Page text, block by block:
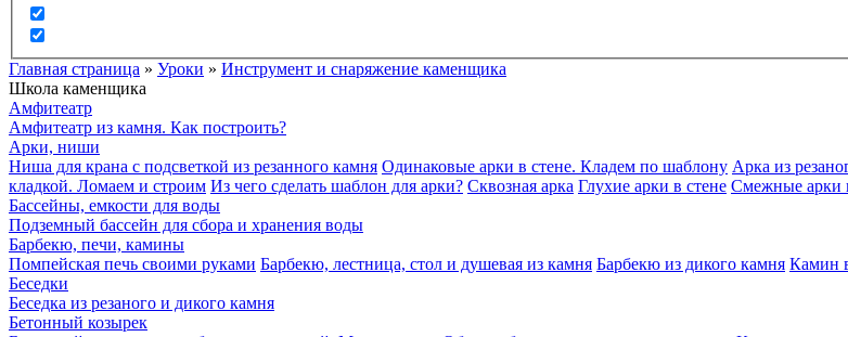
Главная страница » Уроки » Инструмент и снаряжение каменщика
Школа каменщика
Амфитеатр
Амфитеатр из камня. Как построить?
Арки, ниши
Ниша для крана с подсветкой из резанного камня Одинаковые арки в стене. Кладем по шаблону Арка из
кладкой. Ломаем и строим Из чего сделать шаблон для арки? Сквозная арка Глухие арки в стене Смежные арки
Бассейны, емкости для воды
Подземный бассейн для сбора и хранения воды
Барбекю, печи, камины
Помпейская печь своими руками Барбекю, лестница, стол и душевая из камня Барбекю из дикого камня Камин
Беседки
Беседка из резаного и дикого камня
Бетонный козырек